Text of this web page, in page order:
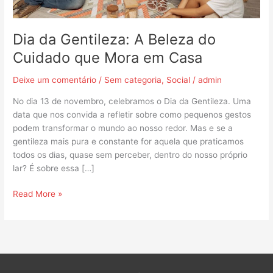
Dia da Gentileza: A Beleza do
Cuidado que Mora em Casa
Deixe um comentário / Sem categoria, Social /admin
No dia 13 de novembro, celebramos o Dia da Gentileza. Uma
data que nos convida a refletir sobre como pequenos gestos
podem transformar o mundo ao nosso redor. Mas e se a
gentileza mais pura e constante for aquela que praticamos
todos os dias, quase sem perceber, dentro do nosso próprio
lar? É sobre essa […]
em
Casa
Read More »